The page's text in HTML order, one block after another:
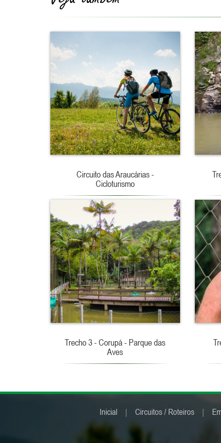
Circuito das Araucárias -
Cicloturismo
Trecho 3 - Corupá - Parque das
Aves
Inicial | Circuitos / Roteiros |